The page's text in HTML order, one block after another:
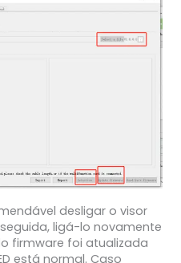
desligar o visor
ligá-lo novamente
firmware foi atualizada
está normal. Caso